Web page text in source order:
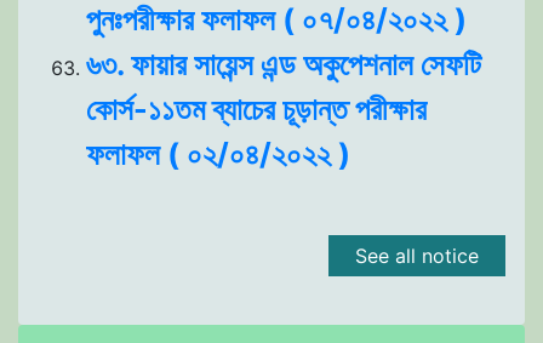
পুনঃপরীক্ষার ফলাফল ( ০৭/০৪/২০২২ )
৬৩. ফায়ার সায়েন্স এন্ড অকুপেশনাল সেফটি
কোর্স-১১তম ব্যাচের চূড়ান্ত পরীক্ষার
ফলাফল ( ০২/০৪/২০২২ )
See all notice